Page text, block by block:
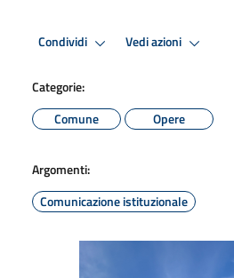
Condividi Vedi azioni
Categorie:
Comune
Opere
Argomenti:
Comunicazione istituzionale